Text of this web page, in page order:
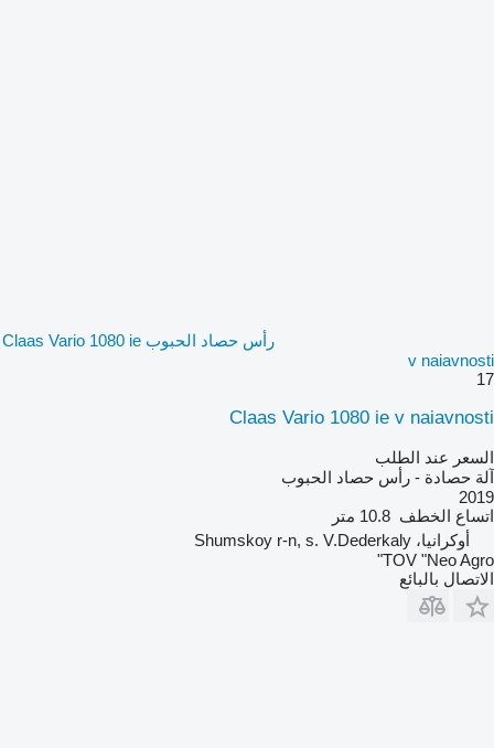
رأس حصاد الحبوب Claas Vario 1080 ie
v naiavnosti
17
Claas Vario 1080 ie v naiavnosti
السعر عند الطلب
آلة حصادة - رأس حصاد الحبوب
2019
اتساع الخطف 10.8 متر
أوكرانيا، Shumskoy r-n, s. V.Dederkaly
TOV "Neo Agro"
الاتصال بالبائع